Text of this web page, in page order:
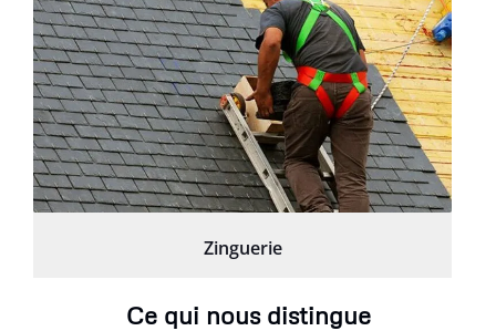
Zinguerie
Ce qui nous distingue